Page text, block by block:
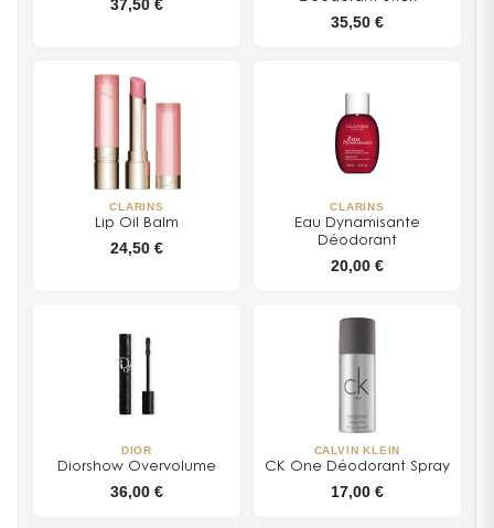
37,50 €
35,50 €
CLARINS
Lip Oil Balm
24,50 €
CLARINS
Eau Dynamisante
Déodorant
20,00 €
DIOR
Diorshow Overvolume
36,00 €
CALVIN KLEIN
CK One Déodorant Spray
17,00 €